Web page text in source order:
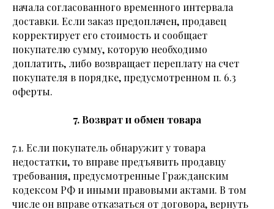
начала согласованного временного интервала
доставки. Если заказ предоплачен, продавец
корректирует его стоимость и сообщает
покупателю сумму, которую необходимо
доплатить, либо возвращает переплату на счет
покупателя в порядке, предусмотренном п. 6.3
оферты.
7. Возврат и обмен товара
7.1. Если покупатель обнаружит у товара
недостатки, то вправе предъявить продавцу
требования, предусмотренные Гражданским
кодексом РФ и иными правовыми актами. В том
числе он вправе отказаться от договора, вернуть